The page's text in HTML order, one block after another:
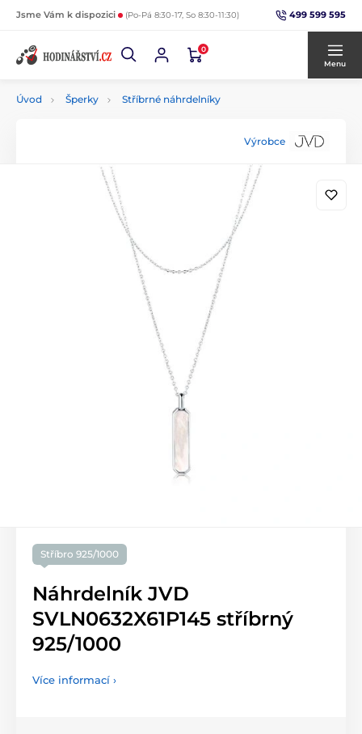
Jsme Vám k dispozici (Po-Pá 8:30-17, So 8:30-11:30) 499 599 595
0
Menu
Úvod Šperky Stříbrné náhrdelníky
Výrobce
Stříbro 925/1000
Náhrdelník JVD
SVLN0632X61P145 stříbrný
925/1000
Více informací ›